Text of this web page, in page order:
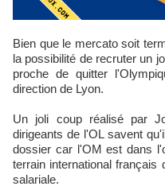
Bien que le mercato soit terminé en France, l'OL garde toujours
la possibilité de recruter un
proche de quitter
direction de Lyon.
Un joli coup réalisé par
dirigeants de l'OL savent
dossier car l'OM est dans
terrain international
salariale.